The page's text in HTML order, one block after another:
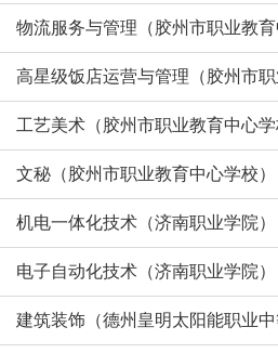
物流服务与管理（胶州市职业教育
高星级饭店运营与管理（胶州市
工艺美术（胶州市职业教育中心学
文秘（胶州市职业教育中心学校）
机电一体化技术（济南职业学院）
电子自动化技术（济南职业学院）
建筑装饰（德州皇明太阳能职业中